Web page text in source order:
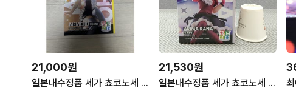
21,000원
일본내수정품 세가 쵸코노세 최애의 아이 MEM쵸 피규어 1개
21,530원
일본내수정품 세가 쵸코노세 최애의 아이 아리마 카나 피규어 1개